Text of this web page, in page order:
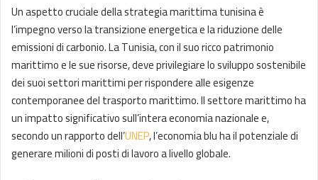
Un aspetto cruciale della strategia marittima tunisina è
l’impegno verso la transizione energetica e la riduzione delle
emissioni di carbonio. La Tunisia, con il suo ricco patrimonio
marittimo e le sue risorse, deve privilegiare lo sviluppo sostenibile
dei suoi settori marittimi per rispondere alle esigenze
contemporanee del trasporto marittimo. Il settore marittimo ha
un impatto significativo sull’intera economia nazionale e,
secondo un rapporto dell’UNEP, l’economia blu ha il potenziale di
generare milioni di posti di lavoro a livello globale.